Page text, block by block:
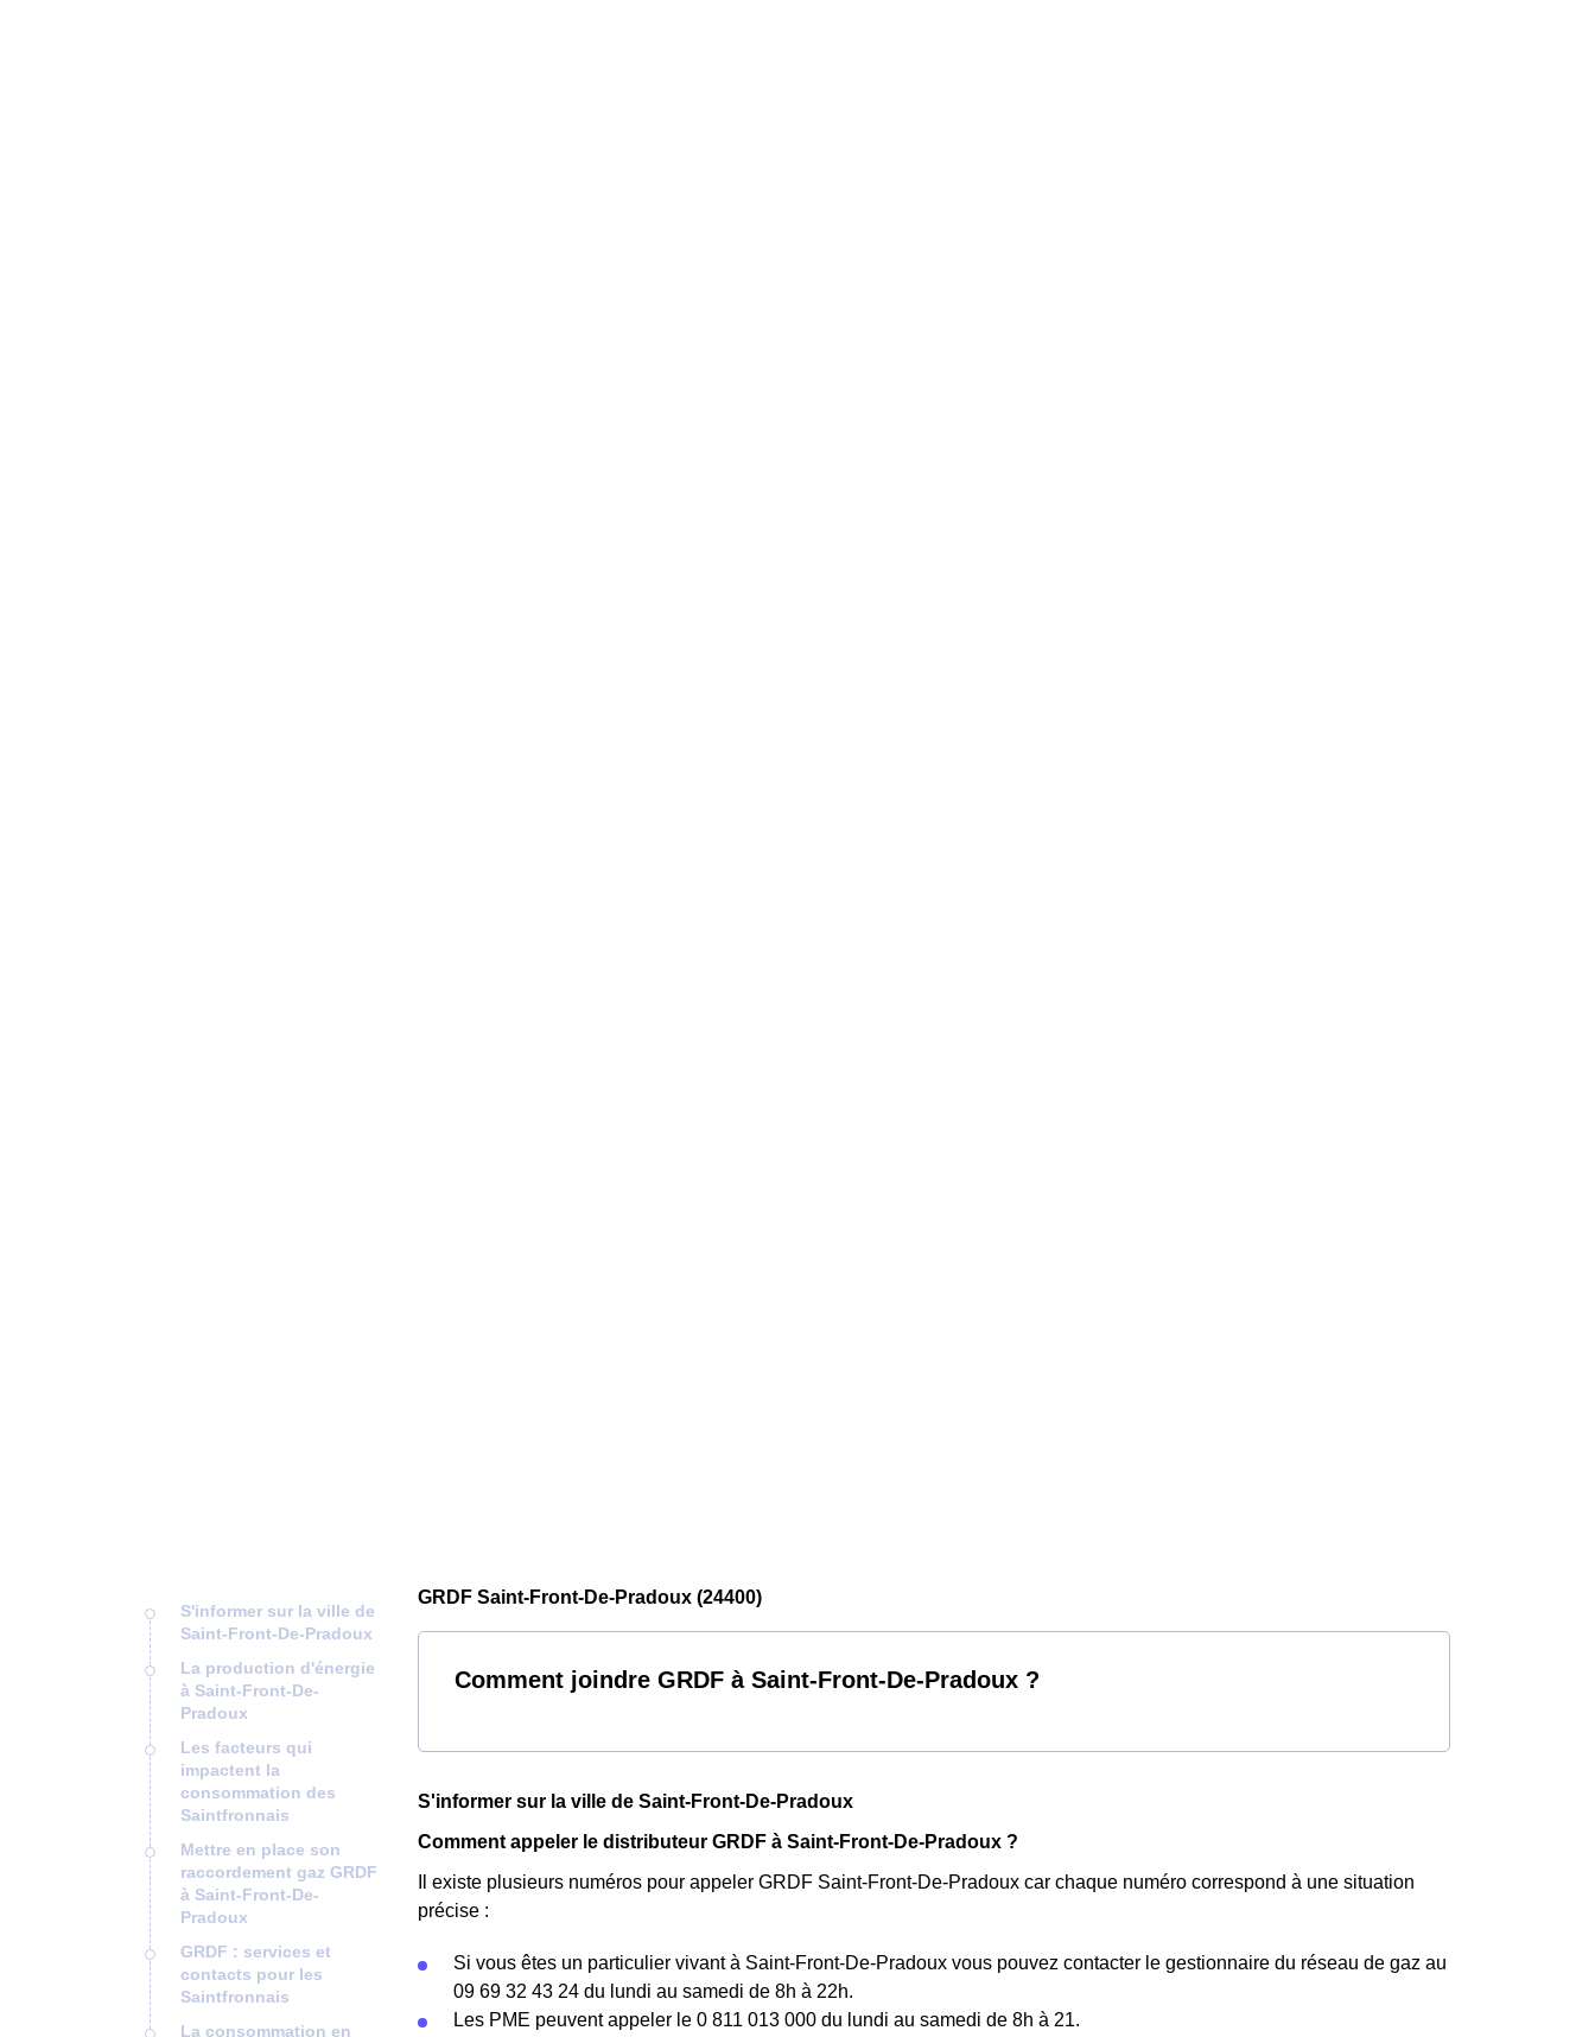
S'informer sur la ville de
Saint-Front-De-Pradoux
La production d'énergie
à Saint-Front-De-
Pradoux
Les facteurs qui
impactent la
consommation des
Saintfronnais
Mettre en place son
raccordement gaz GRDF
à Saint-Front-De-
Pradoux
GRDF : services et
contacts pour les
Saintfronnais
La consommation en
GRDF Saint-Front-De-Pradoux (24400)
Comment joindre GRDF à Saint-Front-De-Pradoux ?
S'informer sur la ville de Saint-Front-De-Pradoux
Comment appeler le distributeur GRDF à Saint-Front-De-Pradoux ?
Il existe plusieurs numéros pour appeler GRDF Saint-Front-De-Pradoux car chaque numéro correspond à une situation
précise :
Si vous êtes un particulier vivant à Saint-Front-De-Pradoux vous pouvez contacter le gestionnaire du réseau de gaz au
09 69 32 43 24 du lundi au samedi de 8h à 22h.
Les PME peuvent appeler le 0 811 013 000 du lundi au samedi de 8h à 21.